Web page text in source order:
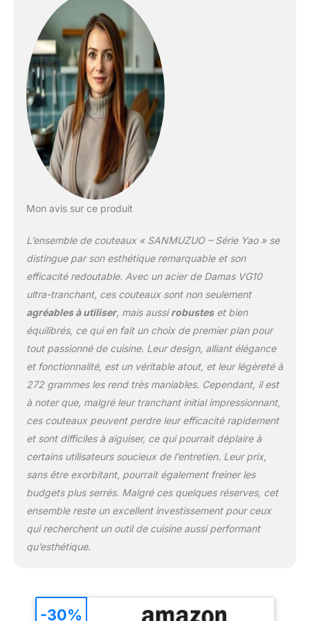
côté pour assurer une
excellente solidité,
durabilité et résistance
aux taches. La surface
forgée est polie pour
minimiser la traînée et
offrir des coupes douces
comme de la gelée et
une performance
antiadhésive améliorée.
✔ MAGNIFIQUE
en résine luxueux, un fini
miroir à la main rend les
propriétés colorées de la
exceptionnellement
éblouissantes, tout en
étant durable, offrant un
excellent contrôle, une
exceptionnels pour
toutes les mains. Avec le
couteau de chef
SANMUZUO, vous
soucier de vous fatiguer
ou d'avoir mal aux
mains. ✔
PERFORMANCE :
Équilibre parfait dans la
main, bord de coupe en
forme de V - moins de 13
Mon avis sur ce produit
L’ensemble de couteaux « SANMUZUO – Série Yao » se
distingue par son esthétique remarquable et son
efficacité redoutable. Avec un acier de Damas VG10
ultra-tranchant, ces couteaux sont non seulement
agréables à utiliser, mais aussirobusteset bien
équilibrés, ce qui en fait un choix de premier plan pour
tout passionné de cuisine. Leur design, alliant élégance
et fonctionnalité, est un véritable atout, et leur légèreté à
272 grammes les rend très maniables. Cependant, il est
à noter que, malgré leur tranchant initial impressionnant,
ces couteaux peuvent perdre leur efficacité rapidement
et sont difficiles à aiguiser, ce qui pourrait déplaire à
certains utilisateurs soucieux de l’entretien. Leur prix,
sans être exorbitant, pourrait également freiner les
budgets plus serrés. Malgré ces quelques réserves, cet
ensemble reste un excellent investissement pour ceux
qui recherchent un outil de cuisine aussi performant
qu’esthétique.
-30%